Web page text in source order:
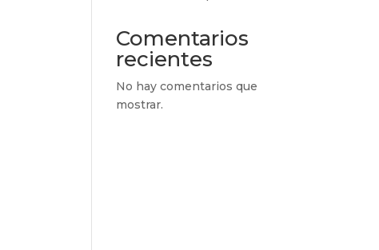
Comentarios
recientes
No hay comentarios que
mostrar.